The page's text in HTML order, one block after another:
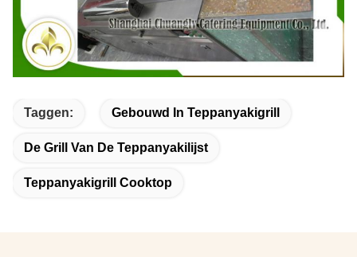
Taggen: Gebouwd In Teppanyakigrill
De Grill Van De Teppanyakilijst
Teppanyakigrill Cooktop